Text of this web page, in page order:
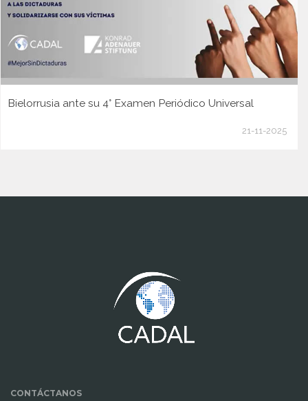
Bielorrusia ante su 4° Examen Periódico Universal
21-11-2025
CONTÁCTANOS